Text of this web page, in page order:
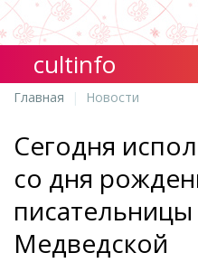
cultinfo
Главная Новости
Сегодня
со дня
Медведской